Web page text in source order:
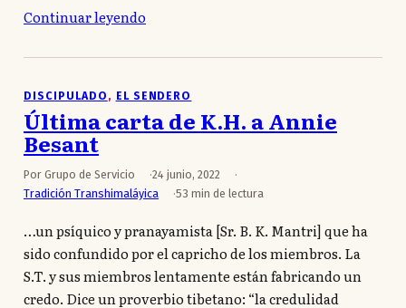
Continuar leyendo
DISCIPULADO , EL SENDERO
Última carta de K.H. a Annie
Besant
Por Grupo de Servicio
24 junio, 2022
Tradición Transhimaláyica
53 min de lectura
…un psíquico y pranayamista [Sr. B. K. Mantri] que ha
sido confundido por el capricho de los miembros. La
S.T. y sus miembros lentamente están fabricando un
credo. Dice un proverbio tibetano: “la credulidad